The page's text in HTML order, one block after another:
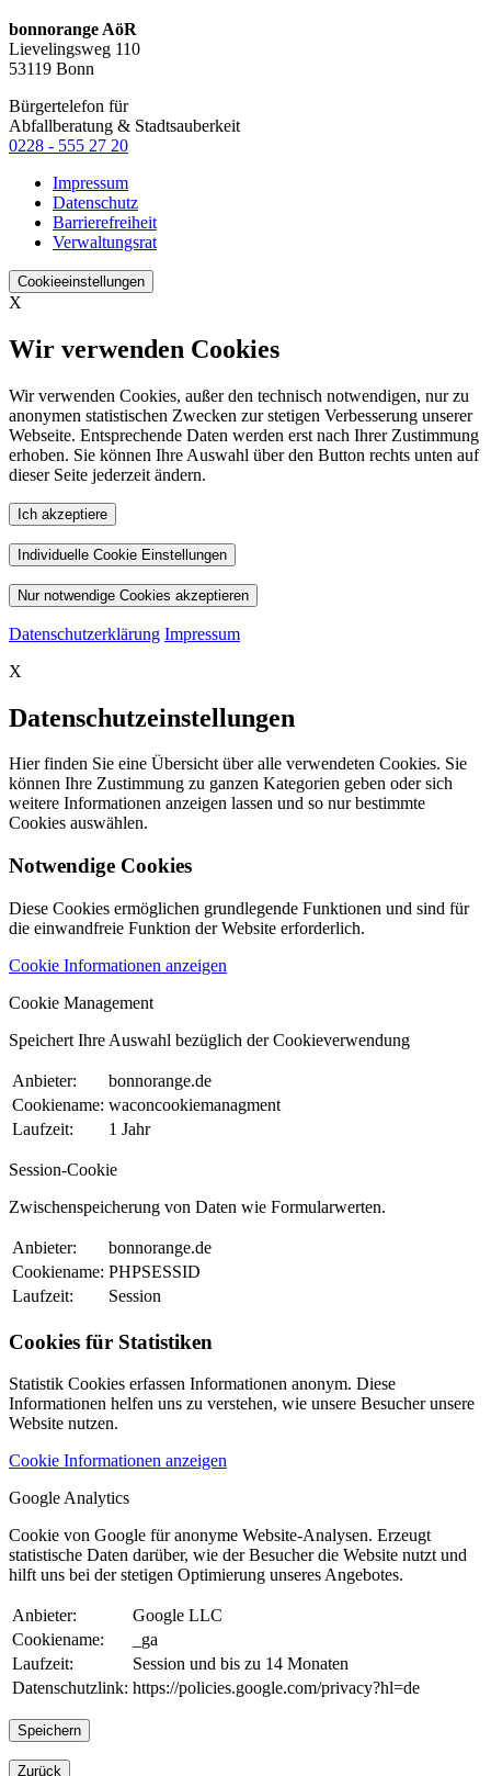
bonnorange AöR
Lievelingsweg 110
53119 Bonn
Bürgertelefon für
Abfallberatung & Stadtsauberkeit
0228 - 555 27 20
Impressum
Datenschutz
Barrierefreiheit
Verwaltungsrat
Cookieeinstellungen
X
Wir verwenden Cookies
Wir verwenden Cookies, außer den technisch notwendigen, nur zu
anonymen statistischen Zwecken zur stetigen Verbesserung unserer
Webseite. Entsprechende Daten werden erst nach Ihrer Zustimmung
erhoben. Sie können Ihre Auswahl über den Button rechts unten auf
dieser Seite jederzeit ändern.
Ich akzeptiere
Individuelle Cookie Einstellungen
Nur notwendige Cookies akzeptieren
Datenschutzerklärung Impressum
X
Datenschutzeinstellungen
Hier finden Sie eine Übersicht über alle verwendeten Cookies. Sie
können Ihre Zustimmung zu ganzen Kategorien geben oder sich
weitere Informationen anzeigen lassen und so nur bestimmte
Cookies auswählen.
Notwendige Cookies
Diese Cookies ermöglichen grundlegende Funktionen und sind für
die einwandfreie Funktion der Website erforderlich.
Cookie Informationen anzeigen
Cookie Management
Speichert Ihre Auswahl bezüglich der Cookieverwendung
Anbieter:
bonnorange.de
Cookiename: waconcookiemanagment
Laufzeit:
1 Jahr
Session-Cookie
Zwischenspeicherung von Daten wie Formularwerten.
Anbieter:
bonnorange.de
Cookiename: PHPSESSID
Laufzeit:
Session
Cookies für Statistiken
Statistik Cookies erfassen Informationen anonym. Diese
Informationen helfen uns zu verstehen, wie unsere Besucher unsere
Website nutzen.
Cookie Informationen anzeigen
Google Analytics
Cookie von Google für anonyme Website-Analysen. Erzeugt
statistische Daten darüber, wie der Besucher die Website nutzt und
hilft uns bei der stetigen Optimierung unseres Angebotes.
Anbieter:
Google LLC
Cookiename:
_ga
Laufzeit:
Session und bis zu 14 Monaten
Datenschutzlink: https://policies.google.com/privacy?hl=de
Speichern
Zurück